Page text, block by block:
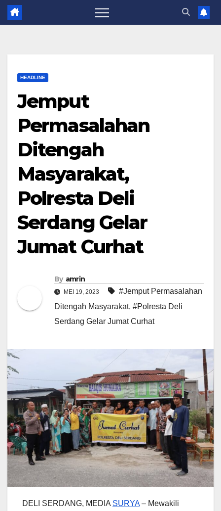
HEADLINE
Jemput
Permasalahan
Ditengah
Masyarakat,
Polresta Deli
Serdang Gelar
Jumat Curhat
By amrin
MEI 19, 2023
#Jemput Permasalahan
Ditengah Masyarakat, #Polresta Deli
Serdang Gelar Jumat Curhat
DELI SERDANG, MEDIA SURYA– Mewakili